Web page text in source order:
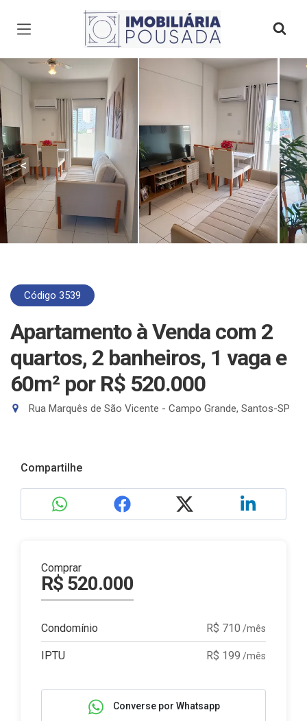
Página inicial
< >
Código 3539
Apartamento à Venda com 2
quartos, 2 banheiros, 1 vaga e
60m² por R$ 520.000
Rua Marquês de São Vicente - Campo Grande, Santos-SP
Compartilhe
Comprar
R$ 520.000
Condomínio R$ 710 /mês
IPTU R$ 199 /mês
Converse por Whatsapp